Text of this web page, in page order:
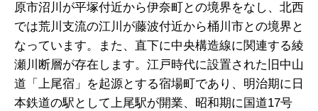
原市沼川が平塚付近から伊奈町との境界をなし、北西
では荒川支流の江川が藤波付近から桶川市との境界と
なっています。また、直下に中央構造線に関連する綾
瀬川断層が存在します。江戸時代に設置された旧中山
道「上尾宿」を起源とする宿場町であり、明治期に日
本鉄道の駅として上尾駅が開業、昭和期に国道17号